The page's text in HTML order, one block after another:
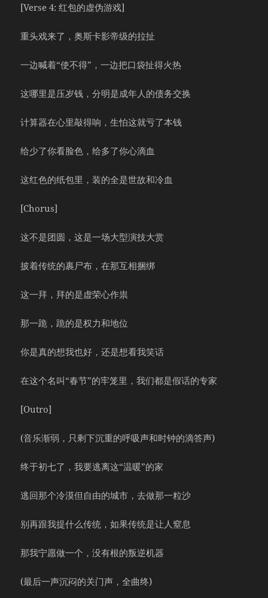
[Verse 4: 红包的虚伪游戏]
重头戏来了，奥斯卡影帝级的拉扯
一边喊着“使不得”，一边把口袋扯得火热
这哪里是压岁钱，分明是成年人的债务交换
计算器在心里敲得响，生怕这就亏了本钱
给少了你看脸色，给多了你心滴血
这红色的纸包里，装的全是世故和冷血
[Chorus]
这不是团圆，这是一场大型演技大赏
披着传统的裹尸布，在那互相捆绑
这一拜，拜的是虚荣心作祟
那一跪，跪的是权力和地位
你是真的想我也好，还是想看我笑话
在这个名叫“春节”的牢笼里，我们都是假话的专家
[Outro]
(音乐渐弱，只剩下沉重的呼吸声和时钟的滴答声)
终于初七了，我要逃离这“温暖”的家
逃回那个冷漠但自由的城市，去做那一粒沙
别再跟我提什么传统，如果传统是让人窒息
那我宁愿做一个，没有根的叛逆机器
(最后一声沉闷的关门声，全曲终)